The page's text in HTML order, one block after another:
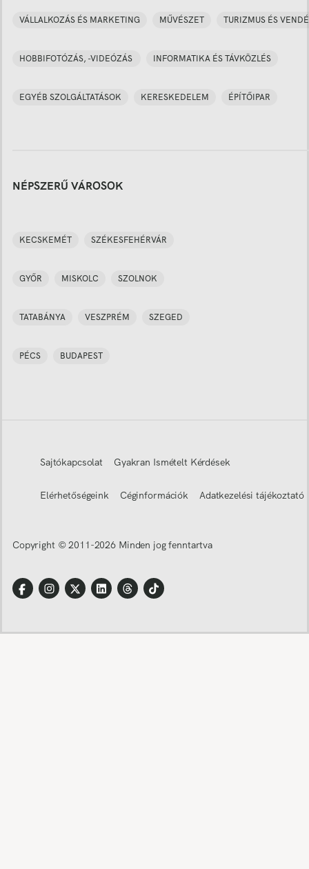
VÁLLALKOZÁS ÉS MARKETING MŰVÉSZET TURIZMUS ÉS
HOBBIFOTÓZÁS, -VIDEÓZÁS INFORMATIKA ÉS TÁVKÖZLÉS
EGYÉB SZOLGÁLTATÁSOK KERESKEDELEM ÉPÍTŐIPAR
NÉPSZERŰ VÁROSOK
KECSKEMÉT SZÉKESFEHÉRVÁR
GYŐR MISKOLC SZOLNOK
TATABÁNYA VESZPRÉM SZEGED
PÉCS BUDAPEST
Sajtókapcsolat Gyakran Ismételt Kérdések
Elérhetőségeink Céginformációk Adatkezelési tájékoztató
Copyright © 2011-2026 Minden jog fenntartva